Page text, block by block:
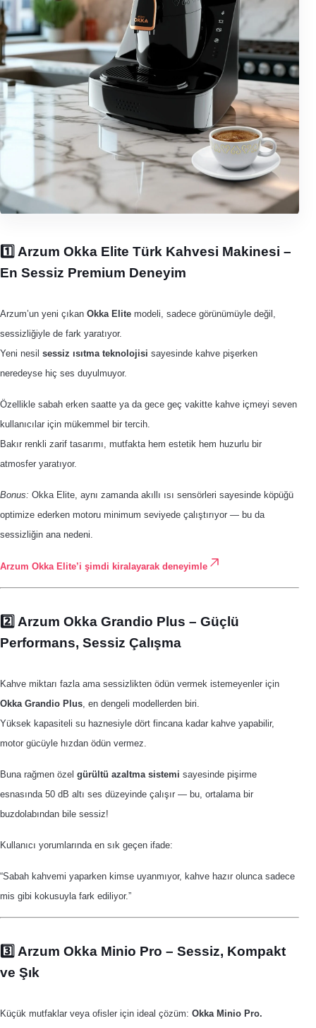
1️⃣ Arzum Okka Elite Türk Kahvesi Makinesi –
En Sessiz Premium Deneyim
Arzum’un yeni çıkan Okka Elite modeli, sadece görünümüyle değil,
sessizliğiyle de fark yaratıyor.
Yeni nesil sessiz ısıtma teknolojisi sayesinde kahve pişerken
neredeyse hiç ses duyulmuyor.
Özellikle sabah erken saatte ya da gece geç vakitte kahve içmeyi seven
kullanıcılar için mükemmel bir tercih.
Bakır renkli zarif tasarımı, mutfakta hem estetik hem huzurlu bir
atmosfer yaratıyor.
Bonus: Okka Elite, aynı zamanda akıllı ısı sensörleri sayesinde köpüğü
optimize ederken motoru minimum seviyede çalıştırıyor — bu da
sessizliğin ana nedeni.
Arzum Okka Elite’i şimdi kiralayarak deneyimle
2️⃣ Arzum Okka Grandio Plus – Güçlü
Performans, Sessiz Çalışma
Kahve miktarı fazla ama sessizlikten ödün vermek istemeyenler için
Okka Grandio Plus, en dengeli modellerden biri.
Yüksek kapasiteli su haznesiyle dört fincana kadar kahve yapabilir,
motor gücüyle hızdan ödün vermez.
Buna rağmen özel gürültü azaltma sistemi sayesinde pişirme
esnasında 50 dB altı ses düzeyinde çalışır — bu, ortalama bir
buzdolabından bile sessiz!
Kullanıcı yorumlarında en sık geçen ifade:
“Sabah kahvemi yaparken kimse uyanmıyor, kahve hazır olunca sadece
mis gibi kokusuyla fark ediliyor.”
3️⃣ Arzum Okka Minio Pro – Sessiz, Kompakt
ve Şık
Küçük mutfaklar veya ofisler için ideal çözüm: Okka Minio Pro.